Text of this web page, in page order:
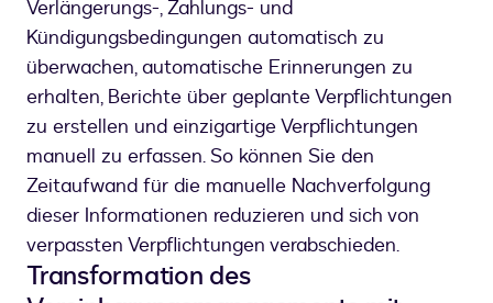
Verlängerungs-, Zahlungs- und
Kündigungsbedingungen automatisch zu
überwachen, automatische Erinnerungen zu
erhalten, Berichte über geplante Verpflichtungen
zu erstellen und einzigartige Verpflichtungen
manuell zu erfassen. So können Sie den
Zeitaufwand für die manuelle Nachverfolgung
dieser Informationen reduzieren und sich von
verpassten Verpflichtungen verabschieden.
Transformation des